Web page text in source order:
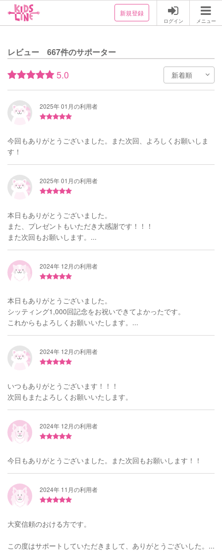
新規登録
ログイン メニュー
レビュー 667件のサポーター
5.0
2025年 01月の利用者
今回もありがとうございました。また次回、よろしくお願いしま
す！
2025年 01月の利用者
本日もありがとうございました。
また、プレゼントもいただき大感謝です！！！
また次回もお願いします。...
2024年 12月の利用者
本日もありがとうございました。
シッティング1,000回記念をお祝いできてよかったです。
これからもよろしくお願いいたします。...
2024年 12月の利用者
いつもありがとうございます！！！
次回もまたよろしくお願いいたします。
2024年 12月の利用者
今日もありがとうございました。また次回もお願いします！！
2024年 11月の利用者
大変信頼のおける方です。
この度はサポートしていただきまして、ありがとうございした。...